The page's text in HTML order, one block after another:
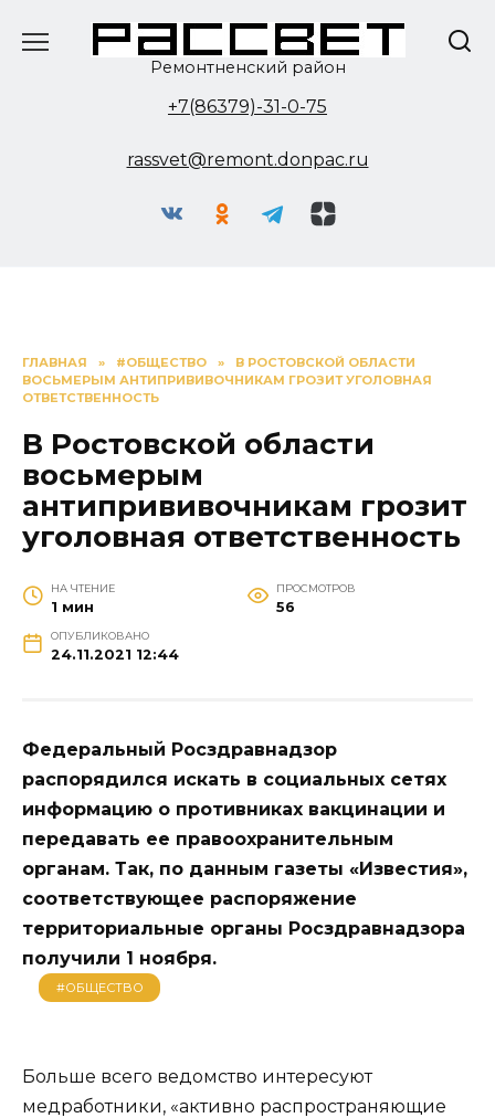
Ремонтненский район
+7(86379)-31-0-75
rassvet@remont.donpac.ru
ГЛАВНАЯ » #ОБЩЕСТВО »
В РОСТОВСКОЙ ОБЛАСТИ
ВОСЬМЕРЫМ АНТИПРИВИВОЧНИКАМ ГРОЗИТ УГОЛОВНАЯ
ОТВЕТСТВЕННОСТЬ
В Ростовской области
восьмерым
антипрививочникам грозит
уголовная ответственность
НА ЧТЕНИЕ
1 мин
ПРОСМОТРОВ
56
ОПУБЛИКОВАНО
24.11.2021 12:44
Федеральный Росздравнадзор
распорядился искать в социальных сетях
информацию о противниках вакцинации и
передавать ее правоохранительным
органам. Так, по данным газеты «Известия»,
соответствующее распоряжение
территориальные органы Росздравнадзора
получили 1 ноября.
#ОБЩЕСТВО
Больше всего ведомство интересуют
медработники, «активно распространяющие